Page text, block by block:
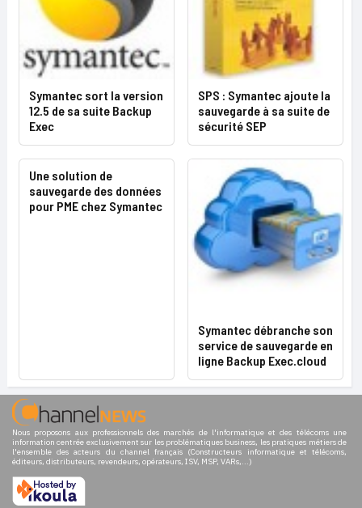
Symantec sort la version
12.5 de sa suite Backup
Exec
SPS : Symantec ajoute la
sauvegarde à sa suite de
sécurité SEP
Une solution de
sauvegarde des données
pour PME chez Symantec
Symantec débranche son
service de sauvegarde en
ligne Backup Exec.cloud
Nous proposons aux professionnels des marchés de l'informatique et des télécoms une
information centrée exclusivement sur les problématiques business, les pratiques métiers de
l'ensemble des acteurs du channel français (Constructeurs informatique et télécoms,
éditeurs, distributeurs, revendeurs, opérateurs, ISV, MSP, VARs,...)